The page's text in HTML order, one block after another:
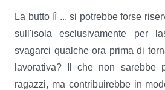
La butto lì ... si potrebbe forse
sull'isola esclusivamente per
svagarci qualche ora prima di
lavorativa? Il che non sarebbe
ragazzi, ma contribuirebbe in